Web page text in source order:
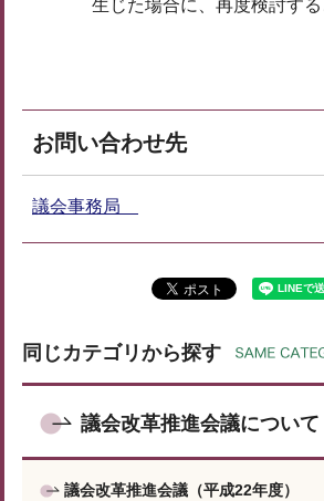
生じた場合に、再度検討する
お問い合わせ先
議会事務局
同じカテゴリから探す
議会改革推進会議について
議会改革推進会議（平成22年度）